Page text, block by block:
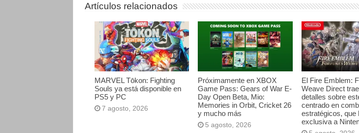
Artículos relacionados
MARVEL Tōkon: Fighting
Souls ya está disponible en
PS5 y PC
7 agosto, 2026
Próximamente en XBOX
Game Pass: Gears of War E-
Day Open Beta, Mio:
Memories in Orbit, Cricket 26
y mucho más
5 agosto, 2026
El Fire Emblem:
Weave Direct
detalles sobre
centrado en
estratégicos, que
exclusiva a